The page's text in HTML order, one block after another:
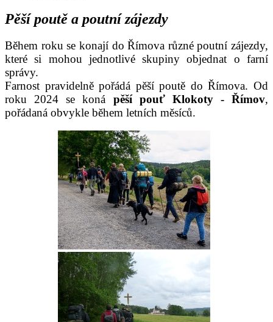
Pěší poutě a poutní zájezdy
Během roku se konají do Římova různé poutní zájezdy,
které si mohou jednotlivé skupiny objednat o farní
správy.
Farnost pravidelně pořádá pěší poutě do Římova. Od
roku 2024 se koná pěší pouť Klokoty - Římov,
pořádaná obvykle během letních měsíců.